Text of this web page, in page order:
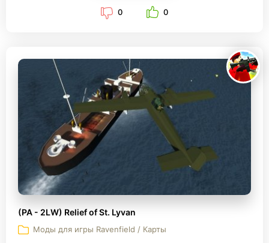
0 0
(PA - 2LW) Relief of St. Lyvan
Моды для игры Ravenfield / Карты